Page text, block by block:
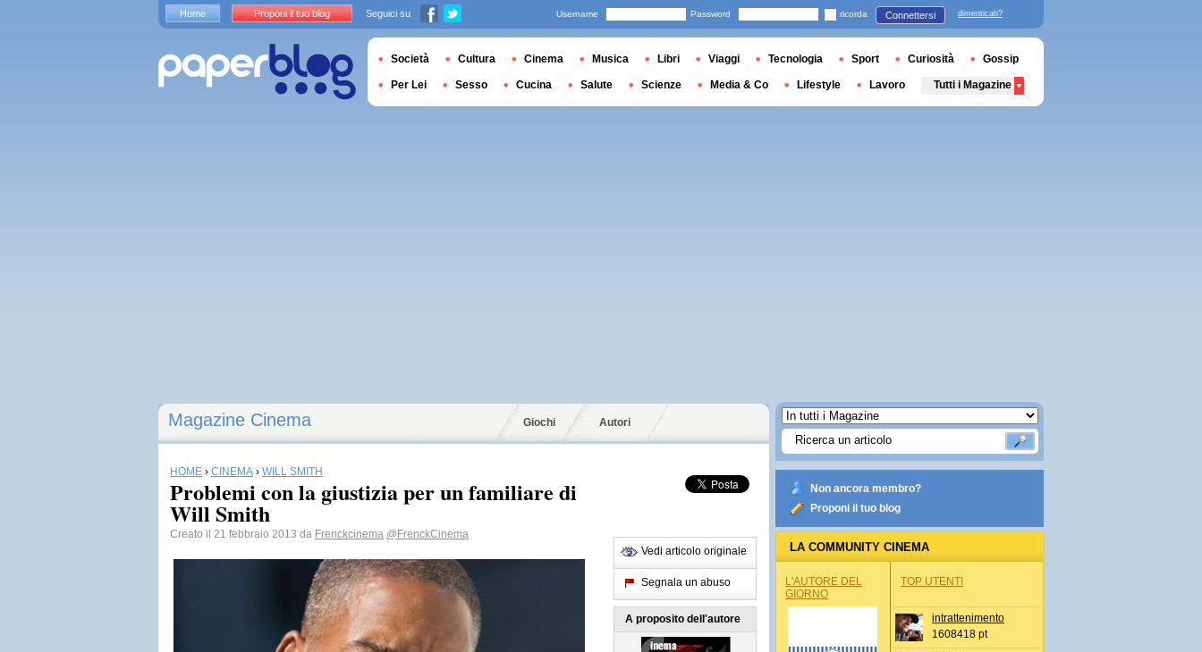
Magazine Cinema Giochi Autori
HOME › CINEMA › WILL SMITH
Problemi con la giustizia per un familiare di
Will Smith
Creato il 21 febbraio 2013 da Frenckcinema @FrenckCinema
Vedi articolo originale
Segnala un abuso
A proposito dell'autore
Non ancora membro?
Proponi il tuo blog
LA COMMUNITY CINEMA
L'AUTORE DEL
GIORNO
TOP UTENTI
intrattenimento
1608418 pt
Home Proponi il tuo blog Seguici su Username Password ricorda Connettersi dimenticati?
Società Cultura Cinema Musica Libri Viaggi Tecnologia Sport Curiosità Gossip
Per Lei Sesso Cucina Salute Scienze Media & Co Lifestyle Lavoro Tutti i Magazine